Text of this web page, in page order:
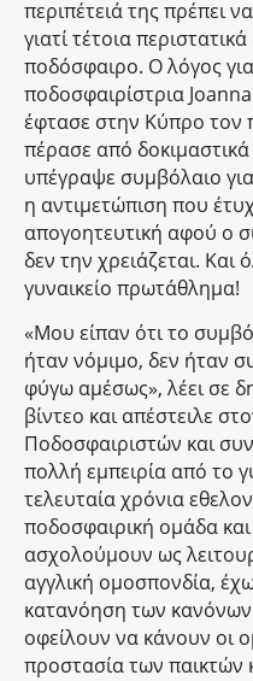
περιπέτειά της πρέπει
γιατί τέτοια
ποδόσφαιρο. Ο λόγος
ποδοσφαιρίστρια
έφτασε στην Κύπρο τον
πέρασε από
υπέγραψε συμβόλαιο
η αντιμετώπιση που
απογοητευτική αφού ο
δεν την χρειάζεται. Και
γυναικείο πρωτάθλημα!
«Μου είπαν ότι το
ήταν νόμιμο, δεν ήταν
φύγω αμέσως», λέει σε
βίντεο και απέστειλε
Ποδοσφαιριστών και
πολλή εμπειρία από το
τελευταία χρόνια
ποδοσφαιρική ομάδα
ασχολούμουν ως
αγγλική ομοσπονδία,
κατανόηση των κανόνων
οφείλουν να κάνουν οι
προστασία των παικτών